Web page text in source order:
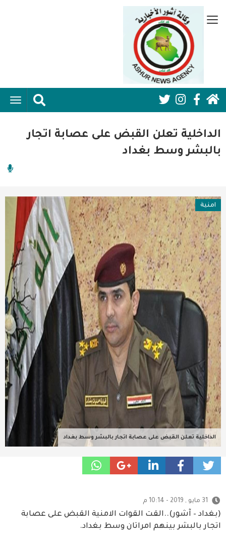
إلى
Social
Media:
Header
الداخلية تعلن القبض على عصابة اتجار
بالبشر وسط بغداد
امنية
الداخلية تعلن القبض على عصابة اتجار بالبشر وسط بغداد
31 مايو , 2019 - 10:14 م
(بغداد – آشور)..القت القوات الامنية القبض على عصابة
اتجار بالبشر بينهم امراتان وسط بغداد.
قائمة
جانبية
الرئيسية
اقتصاد واعمال
رياضة
فن وثقافة
عربية ودولية
تقنيات
تحقيقات صحفية
مقالات
عامة ومنوعات
طب وصحة